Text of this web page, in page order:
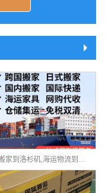
出国搬家到洛杉矶,海运物流到洛杉矶,出国搬家家具海运到洛杉矶